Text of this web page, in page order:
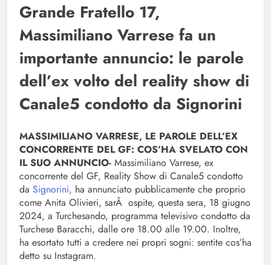
Grande Fratello 17,
Massimiliano Varrese fa un
importante annuncio: le parole
dell’ex volto del reality show di
Canale5 condotto da Signorini
MASSIMILIANO VARRESE, LE PAROLE DELL’EX
CONCORRENTE DEL GF: COS’HA SVELATO CON
IL SUO ANNUNCIO- Massimiliano Varrese, ex
concorrente del GF, Reality Show di Canale5 condotto
da Signorini, ha annunciato pubblicamente che proprio
come Anita Olivieri, sarÃ ospite, questa sera, 18 giugno
2024, a Turchesando, programma televisivo condotto da
Turchese Baracchi, dalle ore 18.00 alle 19.00. Inoltre,
ha esortato tutti a credere nei propri sogni: sentite cos’ha
detto su Instagram.